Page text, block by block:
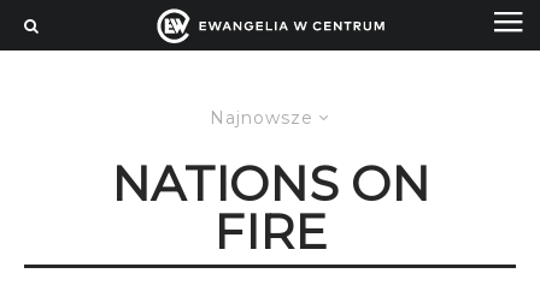
Najnowsze
NATIONS ON
FIRE